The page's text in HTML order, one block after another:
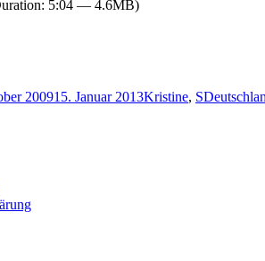
5:04 — 4.6MB)
200915. Januar 2013Kristine, S